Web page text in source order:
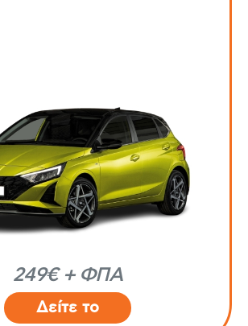
249€ + ΦΠΑ
Δείτε το